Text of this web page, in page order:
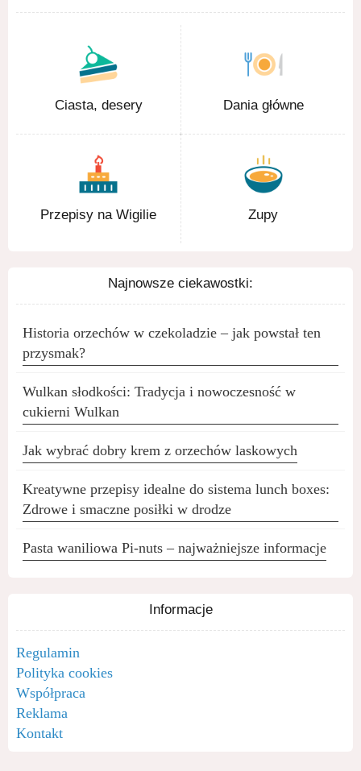
Ciasta, desery Dania główne
Przepisy na Wigilie Zupy
Najnowsze ciekawostki:
Historia orzechów w czekoladzie – jak powstał ten
przysmak?
Wulkan słodkości: Tradycja i nowoczesność w
cukierni Wulkan
Jak wybrać dobry krem z orzechów laskowych
Kreatywne przepisy idealne do sistema lunch boxes:
Zdrowe i smaczne posiłki w drodze
Pasta waniliowa Pi-nuts – najważniejsze informacje
Informacje
Regulamin
Polityka cookies
Współpraca
Reklama
Kontakt